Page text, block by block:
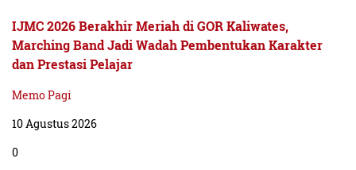
IJMC 2026 Berakhir Meriah di GOR Kaliwates,
Marching Band Jadi Wadah Pembentukan Karakter
dan Prestasi Pelajar
Memo Pagi
10 Agustus 2026
0